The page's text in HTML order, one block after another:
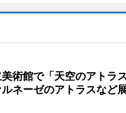
美術館で「天空のアトラ
ネーゼのアトラスなど